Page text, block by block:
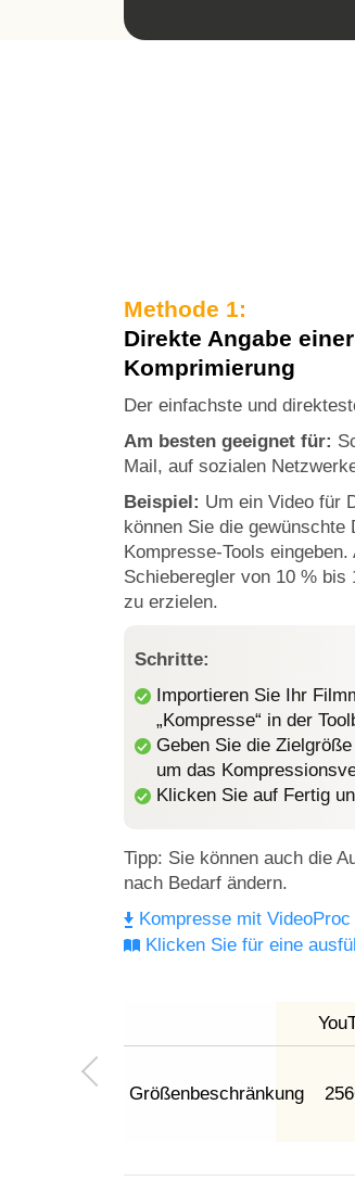
Methode 1:
Direkte Angabe
Komprimierung
Der einfachste und
Am besten geeignet für:
Mail, auf sozialen
Beispiel: Um ein Video für
können Sie die
Kompresse-Tools
Schieberegler von 10 % bis
zu erzielen.
Schritte:
Importieren Sie Ihr
„Kompresse“ in der
Geben Sie die
um das
Klicken Sie auf Fertig
Tipp: Sie können auch die
nach Bedarf ändern.
Kompresse mit
Klicken Sie für eine
Größenbeschränkung